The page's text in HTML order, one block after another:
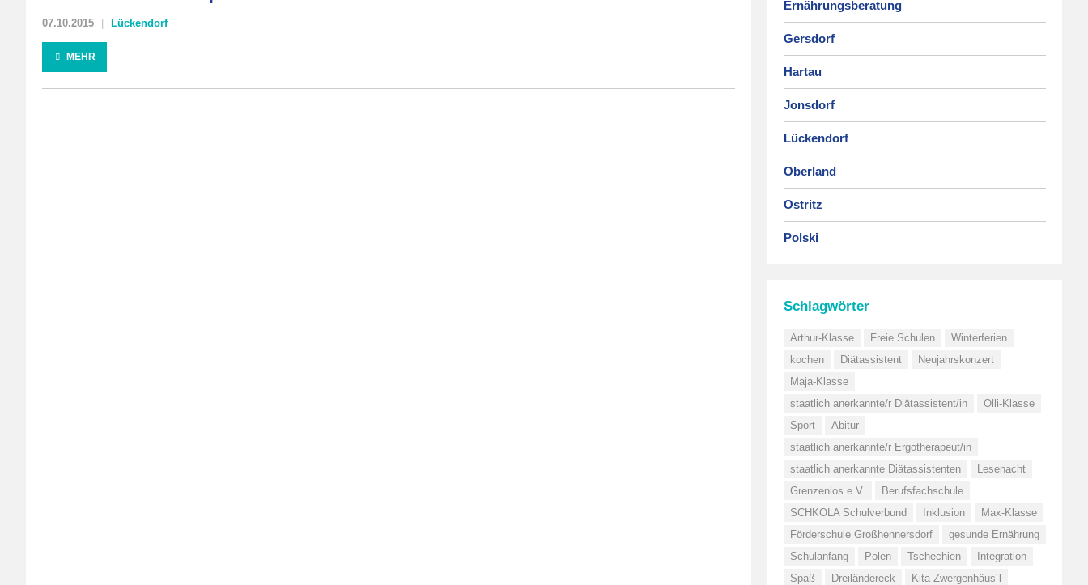
07.10.2015 Lückendorf
MEHR
Ernährungsberatung
Gersdorf
Hartau
Jonsdorf
Lückendorf
Oberland
Ostritz
Polski
Schlagwörter
Arthur-Klasse Freie Schulen
Winterferien
kochen
Diätassistent
Neujahrskonzert
Maja-Klasse
staatlich anerkannte/r Diätassistent/in
Olli-Klasse
Sport
Abitur
staatlich anerkannte/r Ergotherapeut/in
staatlich anerkannte Diätassistenten
Lesenacht
Grenzenlos e.V.
Berufsfachschule
SCHKOLA Schulverbund
Inklusion
Max-Klasse
Förderschule Großhennersdorf
gesunde Ernährung
Schulanfang
Polen Tschechien
Integration
Spaß
Dreiländereck
Kita Zwergenhäus´l